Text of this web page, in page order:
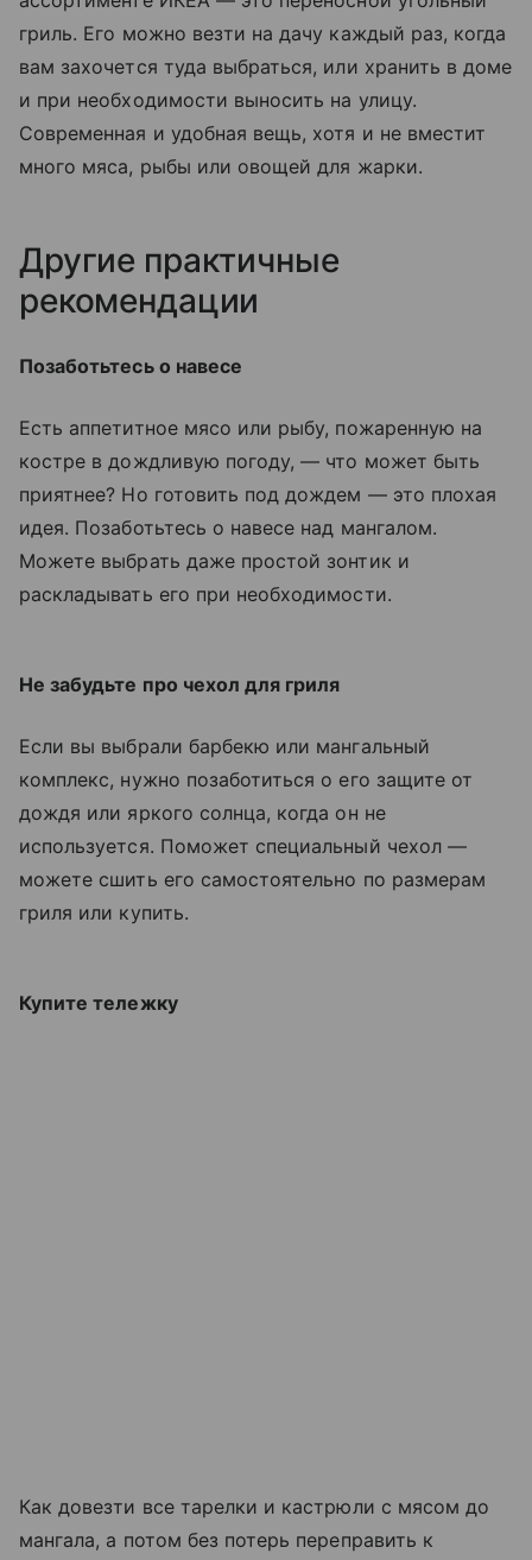
гриль. Его можно везти на дачу каждый раз, когда
вам захочется туда выбраться, или хранить в доме
и при необходимости выносить на улицу.
Современная и удобная вещь, хотя и не вместит
много мяса, рыбы или овощей для жарки.
Другие практичные
рекомендации
Позаботьтесь о навесе
Есть аппетитное мясо или рыбу, пожаренную на
костре в дождливую погоду, — что может быть
приятнее? Но готовить под дождем — это плохая
идея. Позаботьтесь о навесе над мангалом.
Можете выбрать даже простой зонтик и
раскладывать его при необходимости.
Не забудьте про чехол для гриля
Если вы выбрали барбекю или мангальный
комплекс, нужно позаботиться о его защите от
дождя или яркого солнца, когда он не
используется. Поможет специальный чехол —
можете сшить его самостоятельно по размерам
гриля или купить.
Купите тележку
Как довезти все тарелки и кастрюли с мясом до
мангала, а потом без потерь переправить к